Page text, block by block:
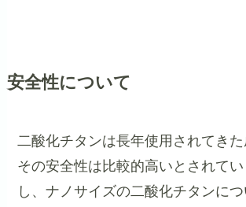
安全性について
二酸化チタンは長年使用されてきた
その安全性は比較的高いとされて
し、ナノサイズの二酸化チタンに